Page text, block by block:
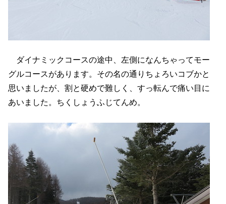
ダイナミックコースの途中、左側になんちゃってモー
グルコースがあります。その名の通りちょろいコブかと
思いましたが、割と硬めで難しく、すっ転んで痛い目に
あいました。ちくしょうふじてんめ。